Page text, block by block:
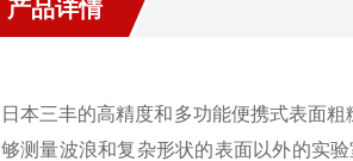
产品详情
日本三丰的高精度和多功能便携式表面
够测量波浪和复杂形状的表面以外的实